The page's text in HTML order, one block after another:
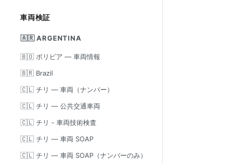
車両検証
🇦🇷 ARGENTINA
🇧🇴 ボリビア — 車両情報
🇧🇷 Brazil
🇨🇱 チリ — 車両（ナンバー）
🇨🇱 チリ — 公共交通車両
🇨🇱 チリ - 車両技術検査
🇨🇱 チリ — 車両 SOAP
🇨🇱 チリ — 車両 SOAP（ナンバーのみ）